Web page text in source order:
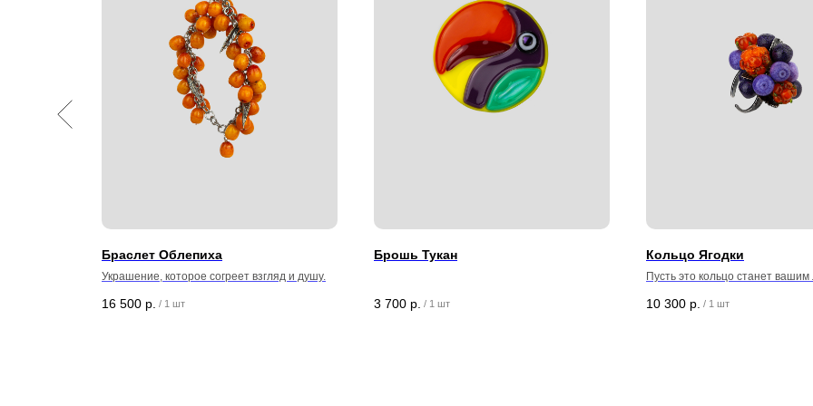
Браслет Облепиха
Украшение, которое согреет взгляд и душу.
16 500 р. / 1 шт
Брошь Тукан
3 700 р. / 1 шт
Кольцо Ягодки
Пусть это кольцо станет
напоминать, что красота
10 300 р. / 1 шт